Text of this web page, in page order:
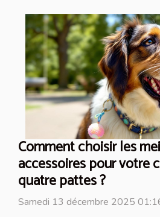
Comment choisir les
accessoires pour votre
quatre pattes ?
Samedi 13 décembre 2025